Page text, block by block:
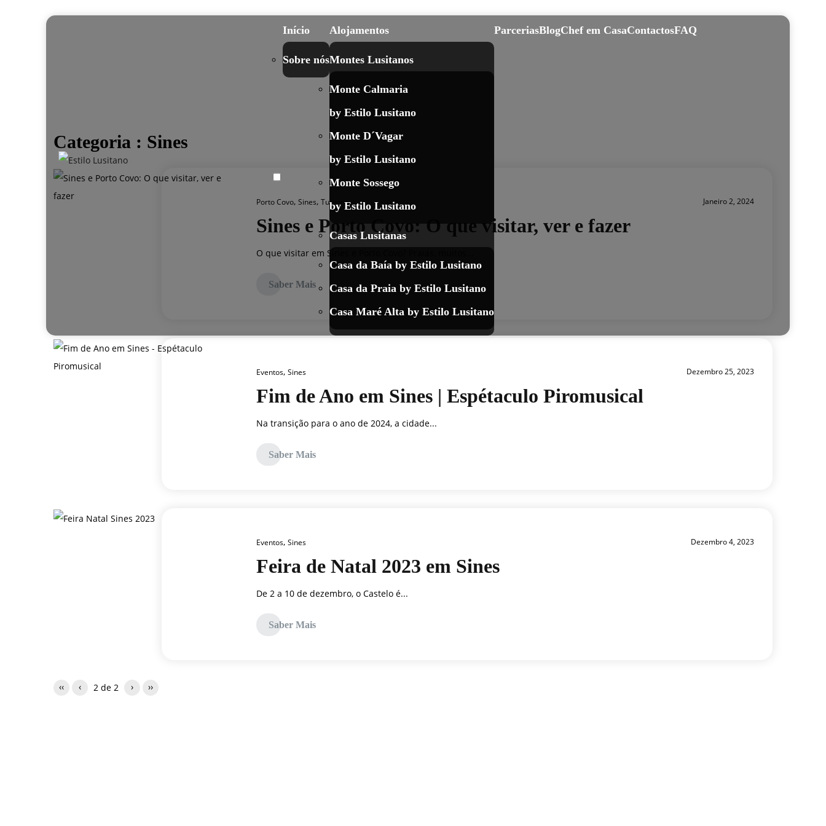
Início
Sobre nós
Alojamentos
Montes Lusitanos
Monte Calmaria
by Estilo Lusitano
Monte D´Vagar
by Estilo Lusitano
Monte Sossego
by Estilo Lusitano
Casas Lusitanas
Casa da Baía by Estilo Lusitano
Casa da Praia by Estilo Lusitano
Casa Maré Alta by Estilo Lusitano
ParceriasBlogChef em CasaContactosFAQ
Categoria : Sines
Porto Covo, Sines, Turismo Janeiro 2, 2024
Sines e Porto Covo: O que visitar, ver e fazer
O que visitar em Sines e Porto Covo? Praias, muitos...
Saber Mais
Eventos, Sines Dezembro 25, 2023
Fim de Ano em Sines | Espétaculo Piromusical
Na transição para o ano de 2024, a cidade...
Saber Mais
Eventos, Sines Dezembro 4, 2023
Feira de Natal 2023 em Sines
De 2 a 10 de dezembro, o Castelo é...
Saber Mais
‹‹ ‹ 2 de 2 › ››